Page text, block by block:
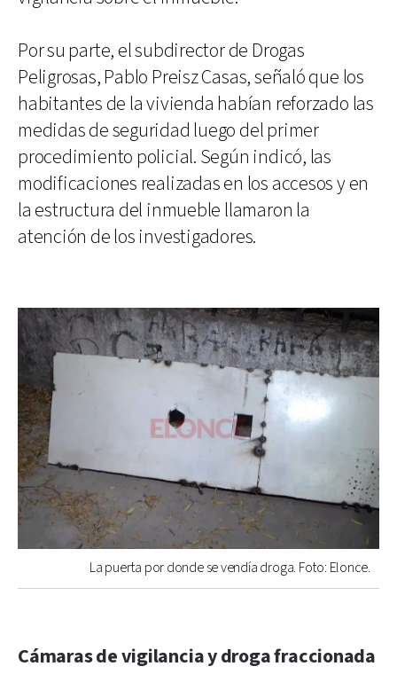
Por su parte, el subdirector de Drogas
Peligrosas, Pablo Preisz Casas, señaló que los
habitantes de la vivienda habían reforzado las
medidas de seguridad luego del primer
procedimiento policial. Según indicó, las
modificaciones realizadas en los accesos y en
la estructura del inmueble llamaron la
atención de los investigadores.
La puerta por donde se vendía droga. Foto: Elonce.
Cámaras de vigilancia y droga fraccionada